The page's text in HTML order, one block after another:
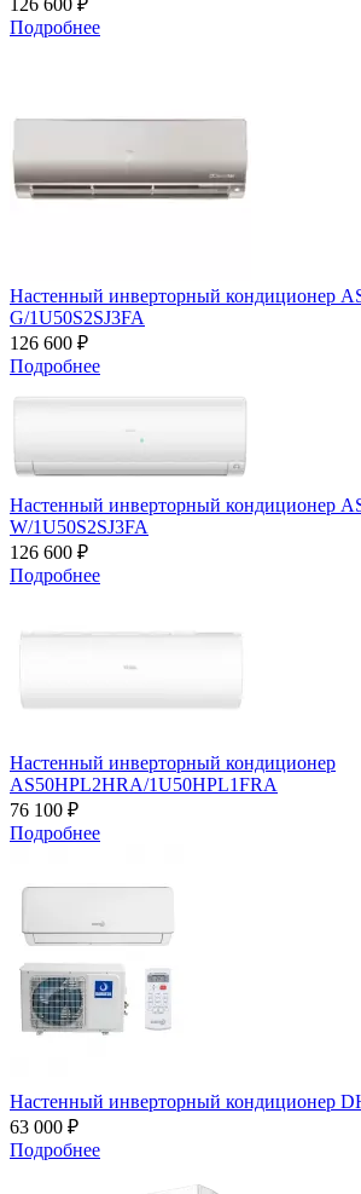
Подробнее
Настенный инверторный кондиционер
G/1U50S2SJ3FA
126 600 ₽
Подробнее
Настенный инверторный кондиционер
W/1U50S2SJ3FA
126 600 ₽
Подробнее
Настенный инверторный кондиционер
AS50HPL2HRA/1U50HPL1FRA
76 100 ₽
Подробнее
Настенный инверторный кондиционер
63 000 ₽
Подробнее